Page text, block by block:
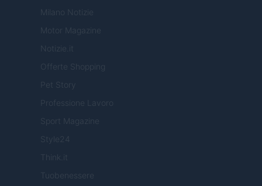
Milano Notizie
Motor Magazine
Notizie.it
Offerte Shopping
Pet Story
Professione Lavoro
Sport Magazine
Style24
Think.it
Tuobenessere